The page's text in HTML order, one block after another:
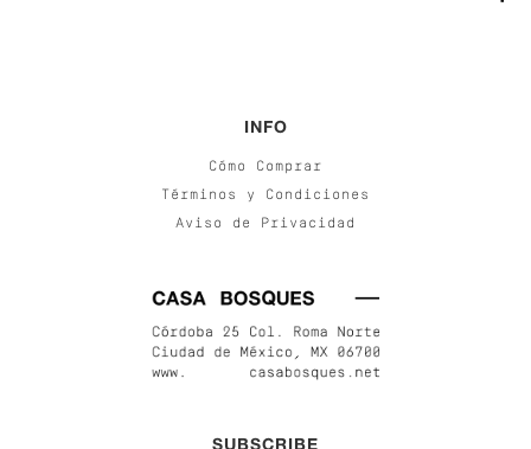
INFO
Cómo Comprar
Términos y Condiciones
Aviso de Privacidad
SUBSCRIBE